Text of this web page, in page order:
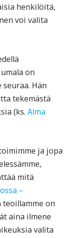
henkilöitä,
voi valita
on
Hän
tekemästä
(ks.Alma
ja jopa
mitä
–
teoillamme on
aina ilmene
valita